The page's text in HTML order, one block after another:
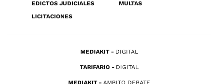
EDICTOS JUDICIALES
MULTAS
LICITACIONES
MEDIAKIT DIGITAL
TARIFARIO DIGITAL